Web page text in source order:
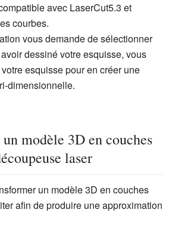
avec LaserCut5.3 et
courbes.
vous demande de sélectionner
dessiné votre esquisse, vous
esquisse pour en créer une
dimensionnelle.
modèle 3D en couches
laser
un modèle 3D en couches
afin de produire une approximation